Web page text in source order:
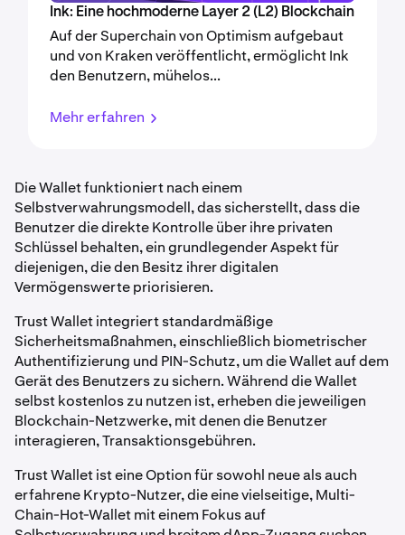
Ink: Eine hochmoderne Layer 2 (L2) Blockchain
Auf der Superchain von Optimism aufgebaut
und von Kraken veröffentlicht, ermöglicht Ink
den Benutzern, mühelos...
Mehr erfahren
Die Wallet funktioniert nach einem
Selbstverwahrungsmodell, das sicherstellt, dass die
Benutzer die direkte Kontrolle über ihre privaten
Schlüssel behalten, ein grundlegender Aspekt für
diejenigen, die den Besitz ihrer digitalen
Vermögenswerte priorisieren.
Trust Wallet integriert standardmäßige
Sicherheitsmaßnahmen, einschließlich biometrischer
Authentifizierung und PIN-Schutz, um die Wallet auf dem
Gerät des Benutzers zu sichern. Während die Wallet
selbst kostenlos zu nutzen ist, erheben die jeweiligen
Blockchain-Netzwerke, mit denen die Benutzer
interagieren, Transaktionsgebühren.
Trust Wallet ist eine Option für sowohl neue als auch
erfahrene Krypto-Nutzer, die eine vielseitige, Multi-
Chain-Hot-Wallet mit einem Fokus auf